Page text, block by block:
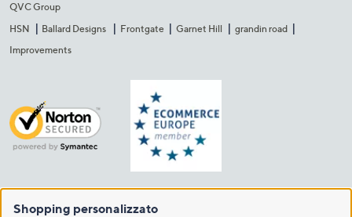
QVC Group
HSN
Ballard Designs Frontgate Garnet Hill
grandin road
Improvements
Shopping personalizzato